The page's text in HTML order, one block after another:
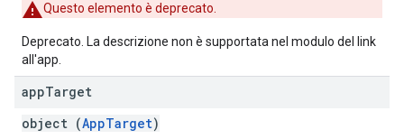
Questo elemento è deprecato.
Deprecato. La descrizione non è supportata nel modulo del link
all'app.
appTarget
object (AppTarget)